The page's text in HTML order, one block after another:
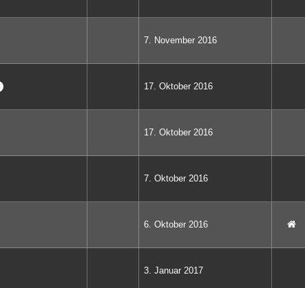
7. November 2016
17. Oktober 2016
17. Oktober 2016
7. Oktober 2016
6. Oktober 2016
3. Januar 2017